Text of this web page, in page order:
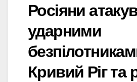
Росіяни
ударними
Кривий Ріг та